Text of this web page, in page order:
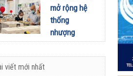
09/07/2026
Dự án
Nâng cấp,
mở rộng
NMLD
mở rộng hệ
thống
nhượng
quyền, tìm
kiếm đối
viết mới nhất